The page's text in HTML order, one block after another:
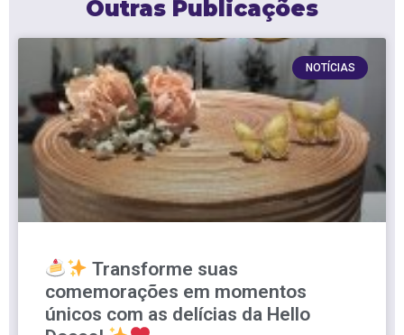
Outras Publicações
NOTÍCIAS
Transforme suas
comemorações em momentos
únicos com as delícias da Hello